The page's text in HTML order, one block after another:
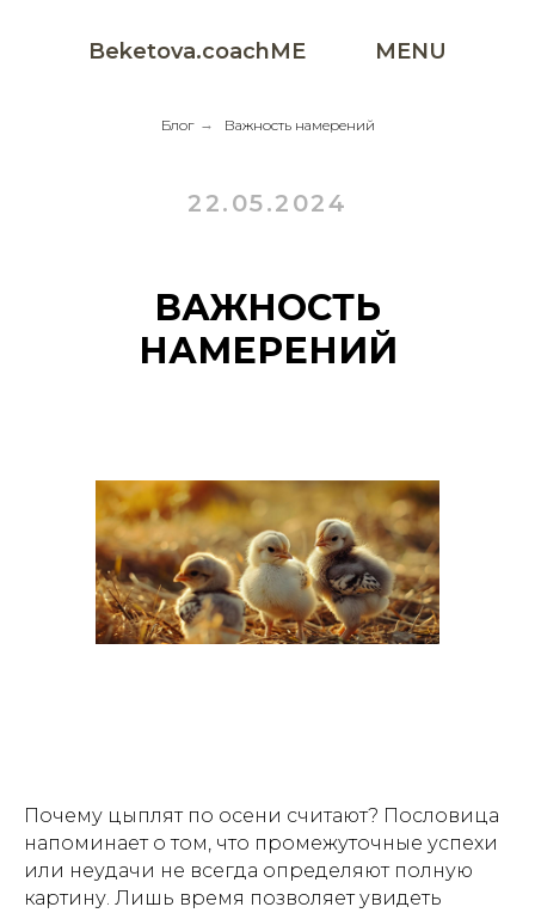
Beketova.coachME MENU
Блог → Важность намерений
22.05.2024
ВАЖНОСТЬ
НАМЕРЕНИЙ
Почему цыплят по осени считают? Пословица
напоминает о том, что промежуточные успехи
или неудачи не всегда определяют полную
картину. Лишь время позволяет увидеть